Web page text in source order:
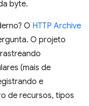
byte.
O HTTP Archive
O projeto
(mais de
e
de recursos, tipos